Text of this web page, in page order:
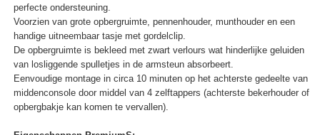
perfecte ondersteuning.
Voorzien van grote opbergruimte, pennenhouder, munthouder en een
handige uitneembaar tasje met gordelclip.
De opbergruimte is bekleed met zwart verlours wat hinderlijke geluiden
van losliggende spulletjes in de armsteun absorbeert.
Eenvoudige montage in circa 10 minuten op het achterste gedeelte van
middenconsole door middel van 4 zelftappers (achterste bekerhouder of
opbergbakje kan komen te vervallen).